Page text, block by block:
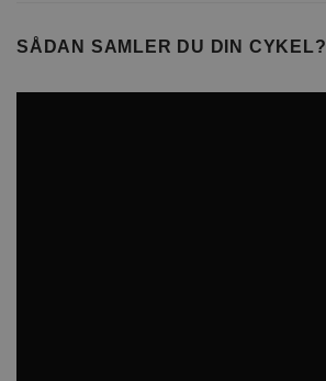
SÅDAN SAMLER DU DIN CYKEL?